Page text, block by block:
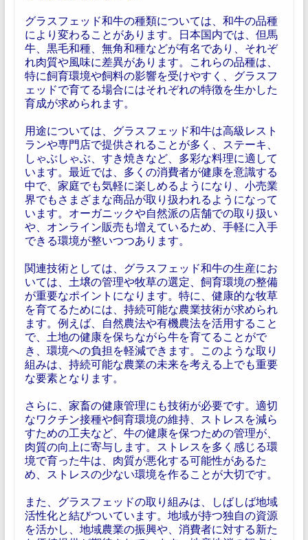
グラスフェッド和牛の種類については、和牛の品種
により変わることがあります。日本国内では、但馬
牛、黒毛和種、無角和種などが有名であり、それぞ
れ肉質や風味に差異があります。これらの品種は、
特に飼育環境や飼料の影響を受けやすく、グラスフ
ェッドで育てる場合にはそれぞれの特徴を生かした
育成が求められます。
用途については、グラスフェッド和牛は高級レスト
ランや専門店で提供されることが多く、ステーキ、
しゃぶしゃぶ、すき焼きなど、多彩な料理に適して
います。最近では、多くの消費者が健康を意識する
中で、家庭でも気軽に楽しめるようになり、小売業
界でもさまざまな商品が取り扱われるようになって
います。オーガニックや自然派の店舗での取り扱い
や、オンライン販売も増えているため、手軽に入手
できる環境が整いつつあります。
関連技術としては、グラスフェッド和牛の生産にお
いては、土壌の管理や牧草の選定、飼育環境の整備
が重要なポイントになります。特に、健康的な牧草
を育てるためには、持続可能な農業技術が求められ
ます。例えば、自然農法や有機農法を活用すること
で、土地の健康を保ちながら牛を育てることがで
き、環境への負担を軽減できます。このような取り
組みは、持続可能な農業の未来を考える上でも重要
な要素となります。
さらに、家畜の健康管理にも技術が必要です。適切
なワクチン接種や飼育環境の維持、ストレスを減ら
すための工夫など、牛の健康を保つための管理が、
肉質の向上に寄与します。ストレスを多く感じる環
境で育った牛は、肉質が悪化する可能性があるた
め、ストレスの少ない環境を作ることが大切です。
また、グラスフェッドの取り組みは、しばしば地域
活性化と結びついています。地域が持つ独自の資源
を活かし、地域農業の振興や、消費者に対する新た